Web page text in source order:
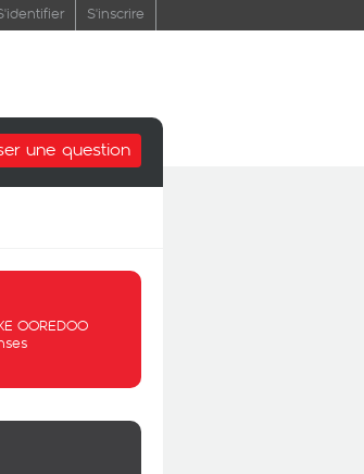
S'inscrire
une question
OOREDOO